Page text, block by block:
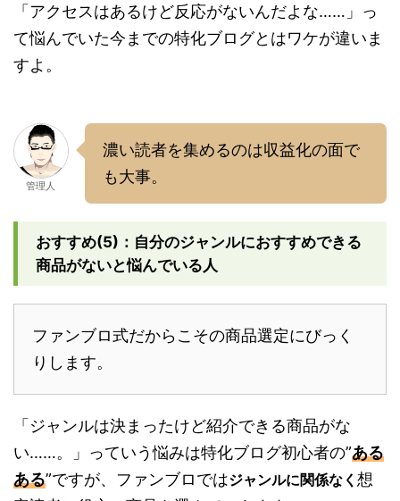
「アクセスはあるけど反応がないんだよな……」っ
て悩んでいた今までの特化ブログとはワケが違いま
すよ。
管理人
濃い読者を集めるのは収益化の面で
も大事。
おすすめ(5)：自分のジャンルにおすすめできる
商品がないと悩んでいる人
ファンブロ式だからこその商品選定にびっく
りします。
「ジャンルは決まったけど紹介できる商品がな
い……。」っていう悩みは特化ブログ初心者の”ある
ある”ですが、ファンブロではジャンルに関係なく 想